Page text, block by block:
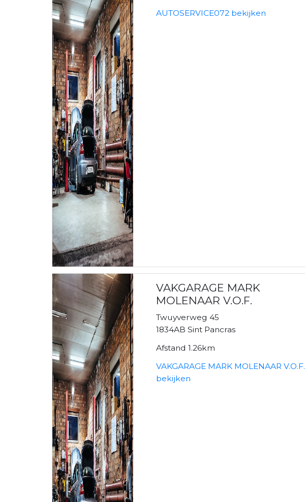
AUTOSERVICE072 bekijken
VAKGARAGE MARK
MOLENAAR V.O.F.
Twuyverweg 45
1834AB Sint Pancras
Afstand 1.26km
VAKGARAGE MARK MOLENAAR V.O.F.
bekijken